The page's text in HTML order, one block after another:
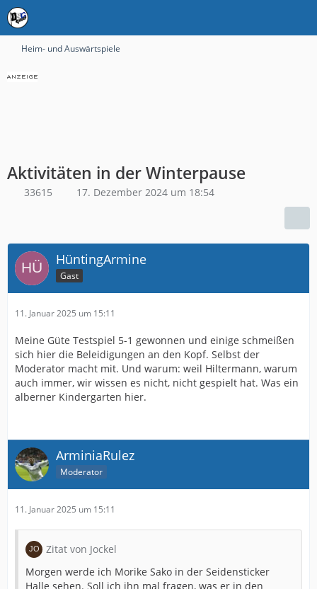
Heim- und Auswärtspiele
Aktivitäten in der Winterpause
33615 17. Dezember 2024 um 18:54
HüntingArmine
Gast
11. Januar 2025 um 15:11
Meine Güte Testspiel 5-1 gewonnen und einige schmeißen
sich hier die Beleidigungen an den Kopf. Selbst der
Moderator macht mit. Und warum: weil Hiltermann, warum
auch immer, wir wissen es nicht, nicht gespielt hat. Was ein
alberner Kindergarten hier.
ArminiaRulez
Moderator
11. Januar 2025 um 15:11
Zitat von Jockel
Morgen werde ich Morike Sako in der Seidensticker
Halle sehen. Soll ich ihn mal fragen, was er in den